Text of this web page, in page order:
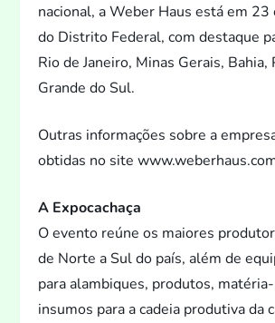
nacional, a Weber Haus está em 23
do Distrito Federal, com destaque
Rio de Janeiro, Minas Gerais, Bahia,
Grande do Sul.
Outras informações sobre a
obtidas no site
A Expocachaça
O evento reúne os maiores produ
de Norte a Sul do país, além de
para alambiques, produtos,
insumos para a cadeia produtiva da